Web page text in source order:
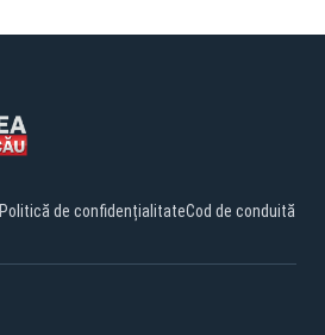
Politică de confidențialitateCod de conduită